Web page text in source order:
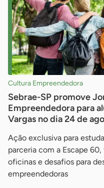
Cultura Empreendedora
Sebrae-SP promove
Empreendedora para
Vargas no dia 24 de
Ação exclusiva para
parceria com a Escape
oficinas e desafios para
empreendedoras